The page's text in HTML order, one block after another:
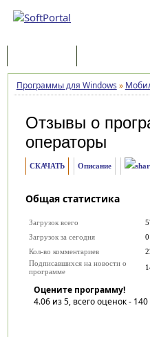
Программы для Windows »
Отзывы о
операторы
СКАЧАТЬ Описание
Общая статистика
Загрузок всего
Загрузок за сегодня
0
Кол-во комментариев
Подписавшихся на новости о
программе
Оцените программу!
4.06из 5, всего оценок - 140